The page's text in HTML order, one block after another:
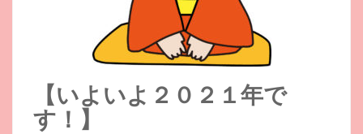
【いよいよ２０２１年で
す！】